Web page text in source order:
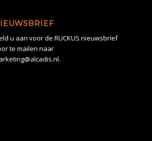
u aan voor de RUCKUS nieuwsbrief
te mailen naar